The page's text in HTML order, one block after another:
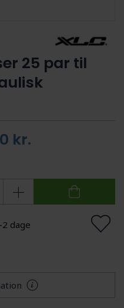
25 par til
kr.
dage